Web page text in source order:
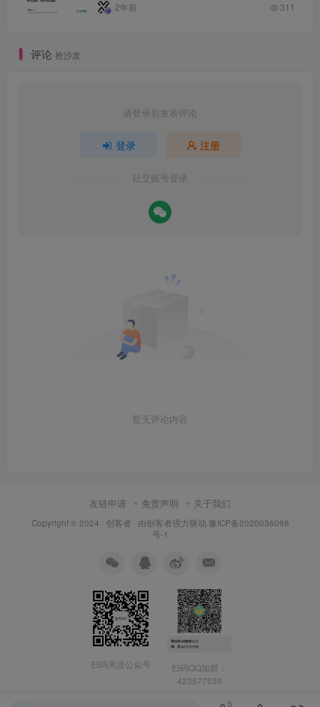
2年前 311
评论 抢沙发
请登录后发表评论
登录 注册
社交账号登录
暂无评论内容
友链申请 免责声明 关于我们
Copyright © 2024 · 创客者 · 由创客者强力驱动. 豫ICP备2020036098
号-1
扫码关注公众号
扫码QQ加群：
423577530
5